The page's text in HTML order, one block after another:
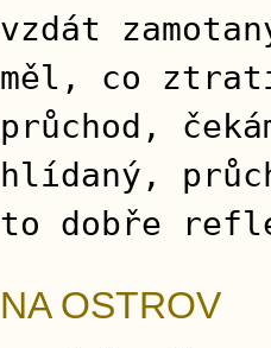
vzdát
měl, co
průchod,
hlídaný,
to dobře
NA OSTROV